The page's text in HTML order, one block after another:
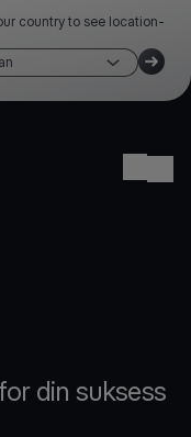
country to see location-
din suksess